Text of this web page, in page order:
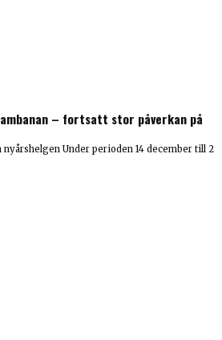
– fortsatt stor påverkan på
Under perioden 14 december till 2